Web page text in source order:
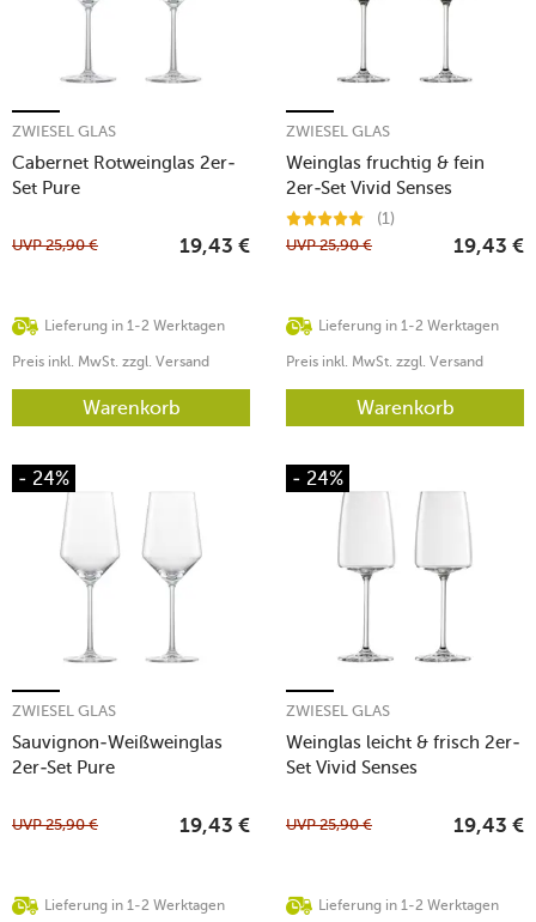
Cabernet Rotweinglas 2er-
Set Pure
ZWIESEL GLAS
Lieferung in 1-2 Werktagen
UVP25,90 € 19,43 €
Preis inkl. MwSt. zzgl. Versand
Warenkorb
Weinglas fruchtig & fein
2er-Set Vivid Senses
ZWIESEL GLAS
(1)
Lieferung in 1-2 Werktagen
UVP25,90 € 19,43 €
Preis inkl. MwSt. zzgl. Versand
Warenkorb
- 24%
Sauvignon-Weißweinglas
2er-Set Pure
ZWIESEL GLAS
Lieferung in 1-2 Werktagen
UVP25,90 € 19,43 €
- 24%
Weinglas leicht & frisch 2er-
Set Vivid Senses
ZWIESEL GLAS
Lieferung in 1-2 Werktagen
UVP25,90 € 19,43 €